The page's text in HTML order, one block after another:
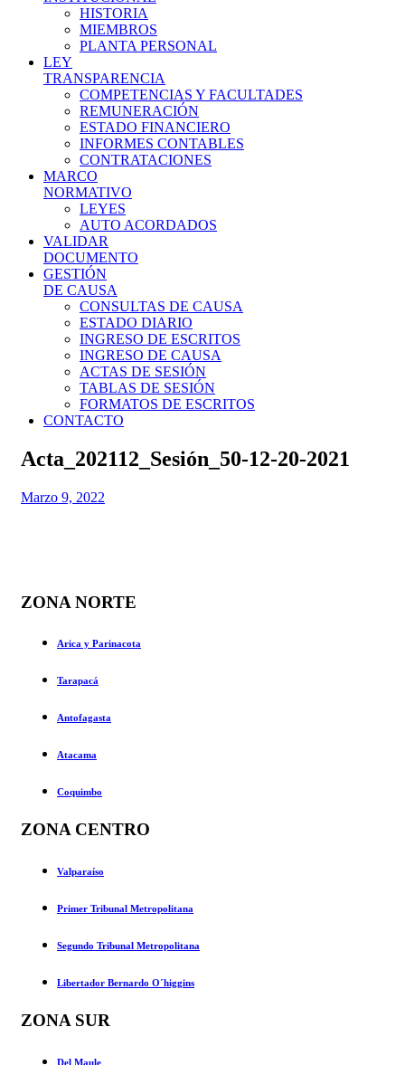
HISTORIA
MIEMBROS
PLANTA PERSONAL
LEY
TRANSPARENCIA
COMPETENCIAS Y FACULTADES
REMUNERACIÓN
ESTADO FINANCIERO
INFORMES CONTABLES
CONTRATACIONES
MARCO
NORMATIVO
LEYES
AUTO ACORDADOS
VALIDAR
DOCUMENTO
GESTIÓN
DE CAUSA
CONSULTAS DE CAUSA
ESTADO DIARIO
INGRESO DE ESCRITOS
INGRESO DE CAUSA
ACTAS DE SESIÓN
TABLAS DE SESIÓN
FORMATOS DE ESCRITOS
CONTACTO
Acta_202112_Sesión_50-12-20-2021
Marzo 9, 2022
ZONA NORTE
Arica y Parinacota
Tarapacá
Antofagasta
Atacama
Coquimbo
ZONA CENTRO
Valparaíso
Primer Tribunal Metropolitana
Segundo Tribunal Metropolitana
Libertador Bernardo O´higgins
ZONA SUR
Del Maule